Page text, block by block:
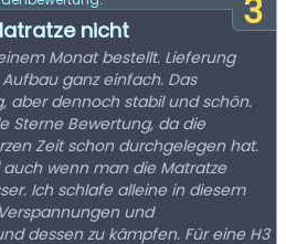
3
nicht
Monat bestellt. Lieferung
ganz einfach. Das
aber dennoch stabil und schön.
Sterne Bewertung, da die
Zeit schon durchgelegen hat.
auch wenn man die Matratze
Ich schlafe alleine in diesem
und
dessen zu kämpfen. Für eine H3